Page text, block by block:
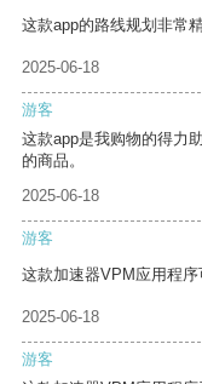
这款app的路线规划非常
2025-06-18
游客
这款app是我购物的得力
的商品。
2025-06-18
游客
这款加速器VPM应用程序
2025-06-18
游客